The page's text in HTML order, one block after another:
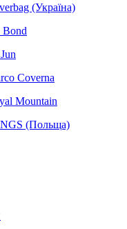
(Україна)
Bond
Coverna
Mountain
(Польща)